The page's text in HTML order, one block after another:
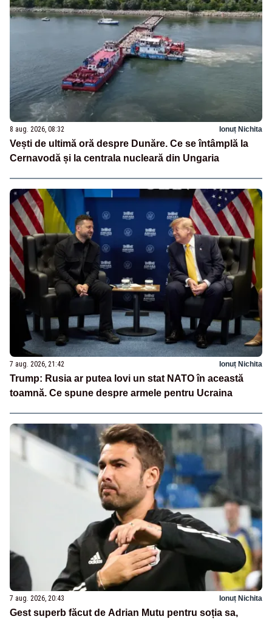
8 aug. 2026, 08:32 Ionuț Nichita
Vești de ultimă oră despre Dunăre. Ce se întâmplă la
Cernavodă și la centrala nucleară din Ungaria
7 aug. 2026, 21:42 Ionuț Nichita
Trump: Rusia ar putea lovi un stat NATO în această
toamnă. Ce spune despre armele pentru Ucraina
7 aug. 2026, 20:43 Ionuț Nichita
Gest superb făcut de Adrian Mutu pentru soția sa,